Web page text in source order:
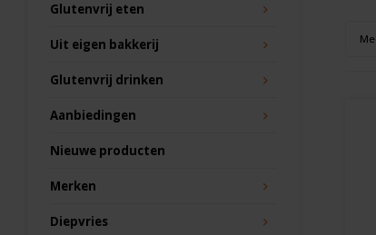
Glutenvrij eten
Uit eigen bakkerij
Glutenvrij drinken
Aanbiedingen
Nieuwe producten
Merken
Diepvries